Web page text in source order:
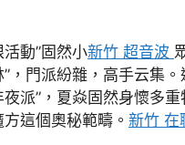
動”固然小新竹 超音波
”，門派紛雜，高手云集
夜派”，夏焱固然身懷多
這個奧秘範疇。 新竹 在